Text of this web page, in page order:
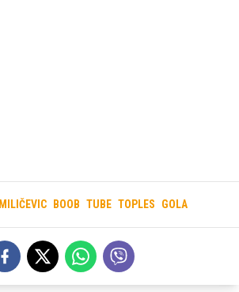
MILIČEVIC BOOB TUBE TOPLES GOLA